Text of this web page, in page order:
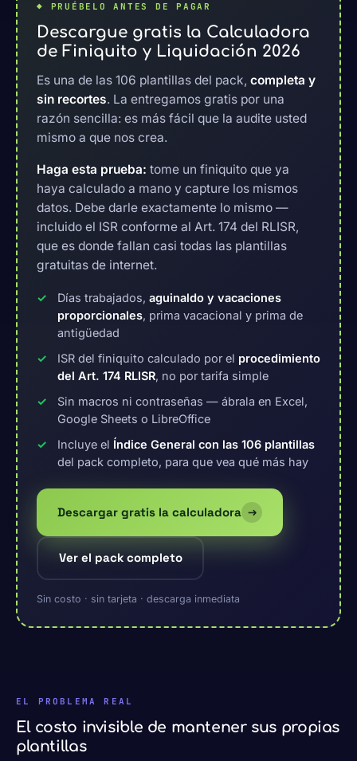
◆ PRUÉBELO ANTES DE PAGAR
Descargue gratis la Calculadora
de Finiquito y Liquidación 2026
Es una de las 106 plantillas del pack, completa y
sin recortes. La entregamos gratis por una
razón sencilla: es más fácil que la audite usted
mismo a que nos crea.
Haga esta prueba: tome un finiquito que ya
haya calculado a mano y capture los mismos
datos. Debe darle exactamente lo mismo —
incluido el ISR conforme al Art. 174 del RLISR,
que es donde fallan casi todas las plantillas
gratuitas de internet.
Días trabajados, aguinaldo y vacaciones
proporcionales, prima vacacional y prima de
antigüedad
ISR del finiquito calculado por el procedimiento
del Art. 174 RLISR, no por tarifa simple
Sin macros ni contraseñas — ábrala en Excel,
Google Sheets o LibreOffice
Incluye el Índice General con las 106 plantillas
del pack completo, para que vea qué más hay
Descargar gratis la calculadora →
Ver el pack completo
Sin costo · sin tarjeta · descarga inmediata
EL PROBLEMA REAL
El costo invisible de mantener sus propias
plantillas